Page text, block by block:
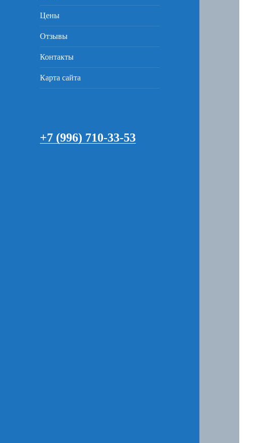
Цены
Отзывы
Контакты
Карта сайта
+7 (996) 710-33-53